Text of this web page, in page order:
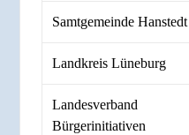
Samtgemeinde Hanstedt
Landkreis Lüneburg
Landesverband
Bürgerinitiativen